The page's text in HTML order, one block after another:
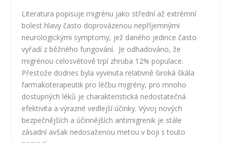
Literatura popisuje migrénu jako střední až extrémní
bolest hlavy často doprovázenou nepříjemnými
neurologickými symptomy, jež daného jedince často
vyřadí z běžného fungování. Je odhadováno, že
migrénou celosvětově trpí zhruba 12% populace.
Přestože dodnes byla vyvinuta relativně široká škála
farmakoterapeutik pro léčbu migrény, pro mnoho
dostupných léků je charakteristická nedostatečná
efektivita a výrazné vedlejší účinky. Vývoj nových
bezpečnějších a účinnějších antimigrenik je stále
zásadní avšak nedosaženou metou v boji s touto